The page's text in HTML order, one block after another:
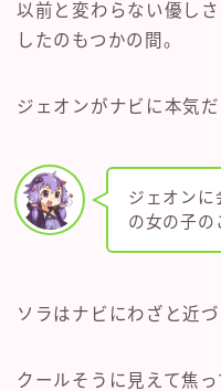
以前と変わらない優し
したのもつかの間。
ジェオンがナビに本気
ジェオンに
の女の子の
ソラはナビにわざと近づ
クールそうに見えて焦